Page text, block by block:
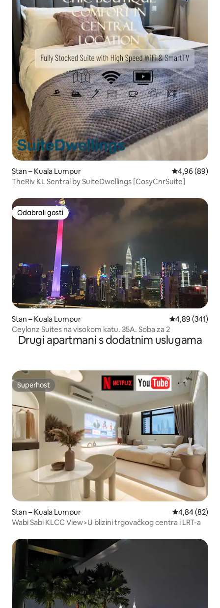
Stan – Kuala Lumpur Prosječna
4,96 (89)
TheRiv KL Sentral by SuiteDwellings [CosyCnrSuite]
Odabrali gosti
Odabrali gosti
Stan – Kuala Lumpur Prosječna
4,89 (341)
Ceylonz Suites na visokom katu. 35A. Soba za 2
Drugi apartmani s dodatnim uslugama
Superhost
Superhost
Stan – Kuala Lumpur Prosječna
4,84 (82)
Wabi Sabi KLCC View>U blizini trgovačkog centra i LRT-a